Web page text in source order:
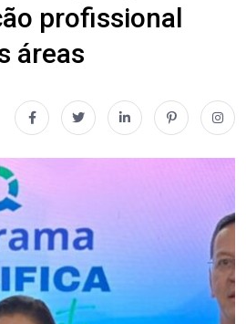
profissional
áreas